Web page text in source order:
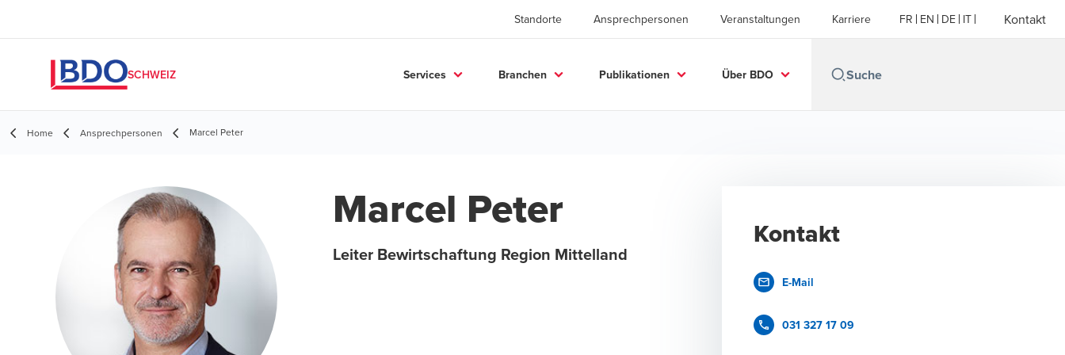
Standorte Ansprechpersonen Veranstaltungen Karriere FR EN DE IT Kontakt
SCHWEIZ Services Branchen Publikationen Über BDO
Home Ansprechpersonen Marcel Peter
Marcel Peter
Leiter Bewirtschaftung Region Mittelland
Kontakt
E-Mail
031 327 17 09